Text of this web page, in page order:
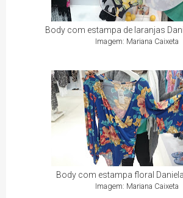
Body com estampa de laranjas
Imagem: Mariana Caixeta
Body com estampa floral
Imagem: Mariana Caixeta